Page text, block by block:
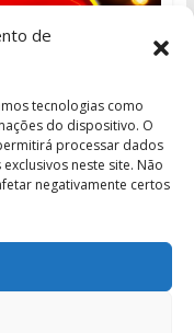
de
tecnologias como
do dispositivo. O
processar dados
neste site. Não
negativamente certos